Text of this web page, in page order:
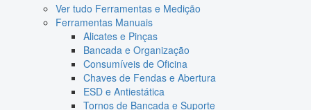
Ver tudo Ferramentas e Medição
Ferramentas Manuais
Alicates e Pinças
Bancada e Organização
Consumíveis de Oficina
Chaves de Fendas e Abertura
ESD e Antiestática
Tornos de Bancada e Suporte